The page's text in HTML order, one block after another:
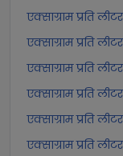
एक्साग्राम प्रति
एक्साग्राम प्रति
एक्साग्राम प्रति
एक्साग्राम प्रति
एक्साग्राम प्रति
एक्साग्राम प्रति